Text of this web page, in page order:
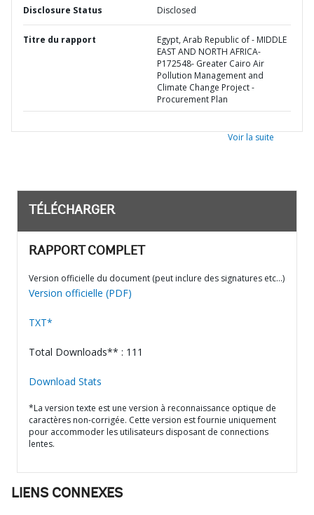
Disclosure Status Disclosed
Titre du rapport
Egypt, Arab Republic of - MIDDLE
EAST AND NORTH AFRICA-
P172548- Greater Cairo Air
Pollution Management and
Climate Change Project -
Procurement Plan
Voir la suite
TÉLÉCHARGER
RAPPORT COMPLET
Version officielle du document (peut inclure des signatures etc…)
Version officielle (PDF)
TXT*
Total Downloads** : 111
Download Stats
*La version texte est une version à reconnaissance optique de
caractères non-corrigée. Cette version est fournie uniquement
pour accommoder les utilisateurs disposant de connections
lentes.
LIENS CONNEXES